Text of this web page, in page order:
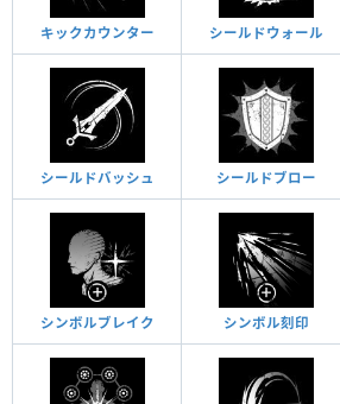
キックカウンター シールドウォール
シールドバッシュ シールドブロー
シンボルブレイク シンボル刻印